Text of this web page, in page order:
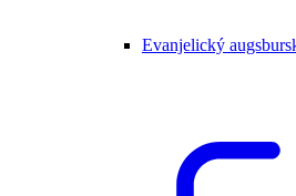
Evanjelický